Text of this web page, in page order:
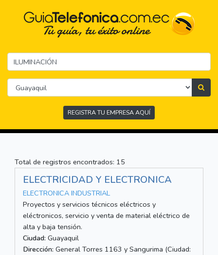
REGISTRA TU EMPRESA AQUÍ
Total de registros encontrados: 15
ELECTRICIDAD Y ELECTRONICA
ELECTRONICA INDUSTRIAL
Proyectos y servicios técnicos eléctricos y
eléctronicos, servicio y venta de material eléctrico de
alta y baja tensión.
Ciudad: Guayaquil
Dirección: General Torres 1163 y Sangurima (Ciudad: